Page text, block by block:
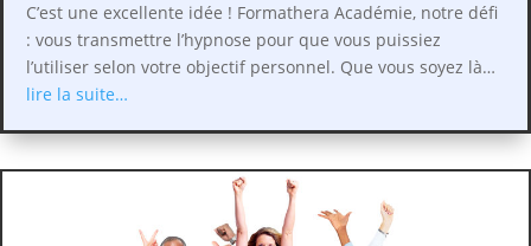
C’est une excellente idée ! Formathera Académie, notre défi
: vous transmettre l’hypnose pour que vous puissiez
l’utiliser selon votre objectif personnel. Que vous soyez là…
lire la suite…